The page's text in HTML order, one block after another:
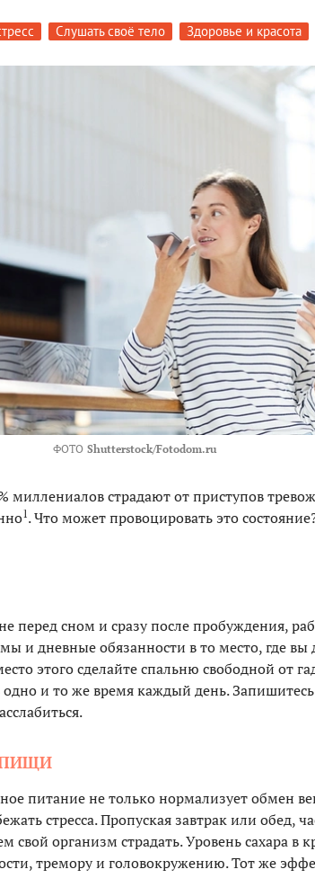
Слушать своё тело Здоровье и красота
ФОТО Shutterstock/Fotodom.ru
миллениалов страдают от приступов
1. Что может провоцировать это
перед сном и сразу после пробуждения,
и дневные обязанности в то место, где
этого сделайте спальню свободной от
одно и то же время каждый день.
ПИЩИ
питание не только нормализует обмен
стресса. Пропуская завтрак или обед,
свой организм страдать. Уровень сахара в
тремору и головокружению. Тот же